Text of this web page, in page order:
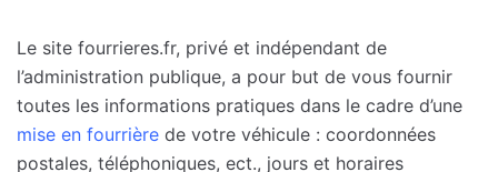
Le site fourrieres.fr, privé et indépendant de
l’administration publique, a pour but de vous fournir
toutes les informations pratiques dans le cadre d’une
mise en fourrière de votre véhicule : coordonnées
postales, téléphoniques, ect., jours et horaires